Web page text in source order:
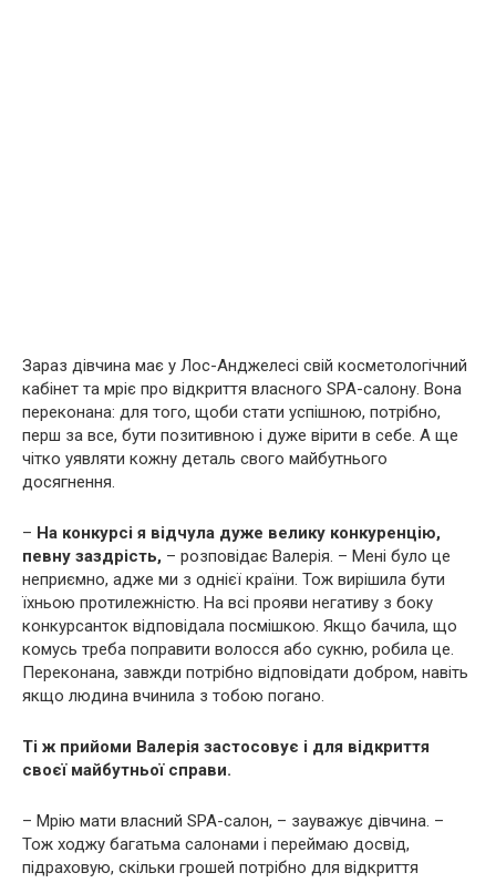
Зараз дівчина має у Лос-Анджелесі свій косметологічний
кабінет та мріє про відкриття власного SPA-салону. Вона
переконана: для того, щоби стати успішною, потрібно,
перш за все, бути позитивною і дуже вірити в себе. А ще
чітко уявляти кожну деталь свого майбутнього
досягнення.
– На конкурсі я відчула дуже велику конкуренцію,
певну заздрість, – розповідає Валерія. – Мені було це
неприємно, адже ми з однієї країни. Тож вирішила бути
їхньою протилежністю. На всі прояви негативу з боку
конкурсанток відповідала посмішкою. Якщо бачила, що
комусь треба поправити волосся або сукню, робила це.
Переконана, завжди потрібно відповідати добром, навіть
якщо людина вчинила з тобою погано.
Ті ж прийоми Валерія застосовує і для відкриття
своєї майбутньої справи.
– Мрію мати власний SPA-салон, – зауважує дівчина. –
Тож ходжу багатьма салонами і переймаю досвід,
підраховую, скільки грошей потрібно для відкриття